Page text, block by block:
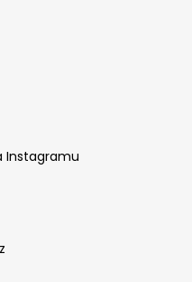
Instagramu